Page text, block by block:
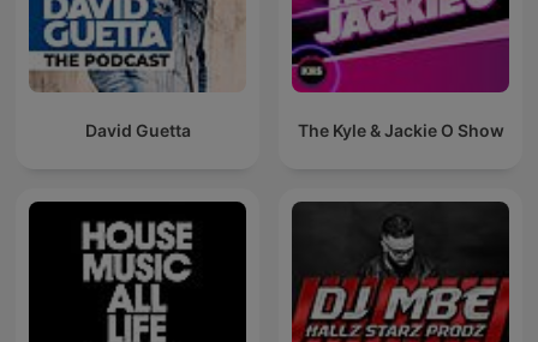
David Guetta The Kyle & Jackie O Show